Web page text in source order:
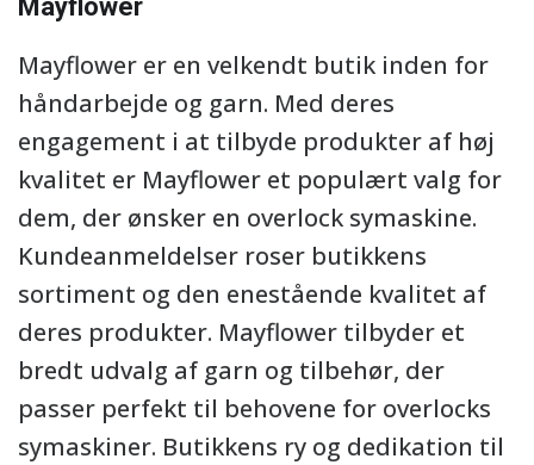
Mayflower
Mayflower er en velkendt butik inden for
håndarbejde og garn. Med deres
engagement i at tilbyde produkter af høj
kvalitet er Mayflower et populært valg for
dem, der ønsker en overlock symaskine.
Kundeanmeldelser roser butikkens
sortiment og den enestående kvalitet af
deres produkter. Mayflower tilbyder et
bredt udvalg af garn og tilbehør, der
passer perfekt til behovene for overlocks
symaskiner. Butikkens ry og dedikation til